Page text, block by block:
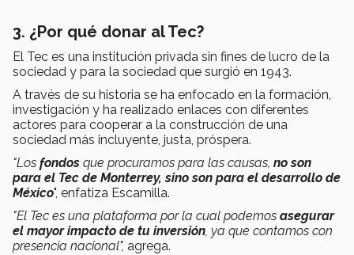
3. ¿Por qué donar al Tec?​​​​​​
El Tec es una institución privada sin fines de lucro de la
sociedad y para la sociedad que surgió en 1943.
A través de su historia se ha enfocado en la formación,
investigación y ha realizado enlaces con diferentes
actores para cooperar a la construcción de una
sociedad más incluyente, justa, próspera.
"Los fondos que procuramos para las causas, no son
para el Tec de Monterrey, sino son para el desarrollo de
México", enfatiza Escamilla.
"El Tec es una plataforma por la cual podemos asegurar
el mayor impacto de tu inversión, ya que contamos con
presencia nacional", agrega.